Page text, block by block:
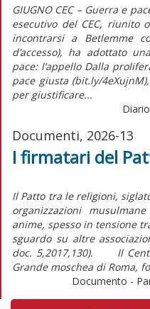
GIUGNO CEC – Guerra e
esecutivo del CEC, riunito
incontrarsi a Betlemme
d’accesso), ha adottato
pace: l’appello Dalla
pace giusta (bit.ly/
per giustificare...
Documenti, 2026-13
I firmatari del
Il Patto tra le religioni,
organizzazioni
anime, spesso in tensione
sguardo su altre
doc. 5,2017,130). Il
Grande moschea di Roma,
Documento -